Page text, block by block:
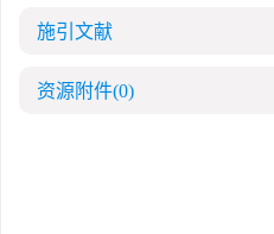
施引文献
资源附件(0)